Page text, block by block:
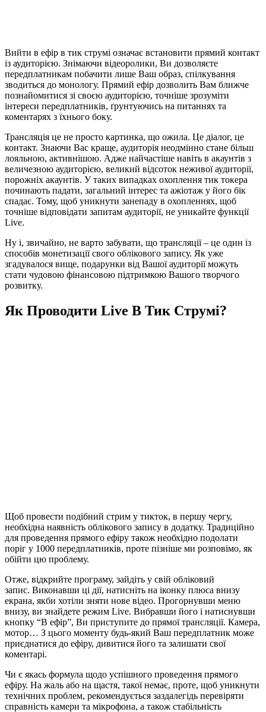
Вийти в ефір в тик струмі означає встановити прямий контакт
із аудиторією. Знімаючи відеоролики, Ви дозволяєте
передплатникам побачити лише Ваш образ, спілкування
зводиться до монологу. Прямий ефір дозволить Вам ближче
познайомитися зі своєю аудиторією, точніше зрозуміти
інтереси передплатників, ґрунтуючись на питаннях та
коментарях з їхнього боку.
Трансляція це не просто картинка, що ожила. Це діалог, це
контакт. Знаючи Вас краще, аудиторія неодмінно стане більш
лояльною, активнішою. Адже найчастіше навіть в акаунтів з
величезною аудиторією, великий відсоток неживої аудиторії,
порожніх акаунтів. У таких випадках охоплення тик токера
починають падати, загальний інтерес та ажіотаж у його бік
спадає. Тому, щоб уникнути занепаду в охопленнях, щоб
точніше відповідати запитам аудиторії, не уникайте функції
Live.
Ну і, звичайно, не варто забувати, що трансляції – це один із
способів монетизації свого облікового запису. Як уже
згадувалося вище, подарунки від Вашої аудиторії можуть
стати чудовою фінансовою підтримкою Вашого творчого
розвитку.
Як Проводити Live В Тик Струмі?
Щоб провести подібний стрим у тикток, в першу чергу,
необхідна наявність облікового запису в додатку. Традиційно
для проведення прямого ефіру також необхідно подолати
поріг у 1000 передплатників, проте пізніше ми розповімо, як
обійти цю проблему.
Отже, відкрийте програму, зайдіть у свій обліковий
запис. Виконавши ці дії, натисніть на іконку плюса внизу
екрана, якби хотіли зняти нове відео. Прогорнувши меню
внизу, ви знайдете режим Live. Вибравши його і натиснувши
кнопку “В ефір”, Ви приступите до прямої трансляції. Камера,
мотор… З цього моменту будь-який Ваш передплатник може
приєднатися до ефіру, дивитися його та залишати свої
коментарі.
Чи є якась формула щодо успішного проведення прямого
ефіру. На жаль або на щастя, такої немає, проте, щоб уникнути
технічних проблем, рекомендується заздалегідь перевіряти
справність камери та мікрофона, а також стабільність